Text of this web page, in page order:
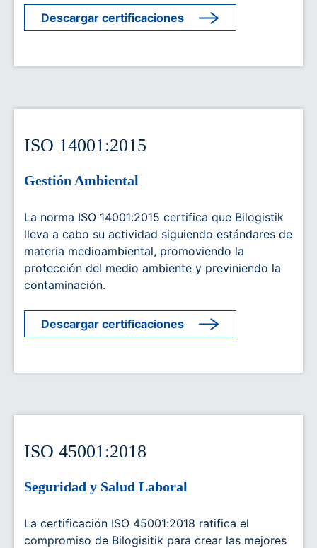
Descargar certificaciones
ISO 14001:2015
Gestión Ambiental
La norma ISO 14001:2015 certifica que Bilogistik
lleva a cabo su actividad siguiendo estándares de
materia medioambiental, promoviendo la
protección del medio ambiente y previniendo la
contaminación.
Descargar certificaciones
ISO 45001:2018
Seguridad y Salud Laboral
La certificación ISO 45001:2018 ratifica el
compromiso de Bilogisitik para crear las mejores